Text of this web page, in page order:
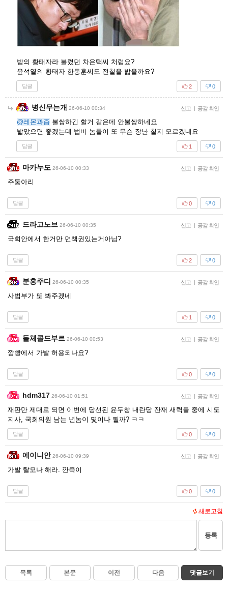
밤의 황태자라 불렸던 차은택씨 처럼요?
윤석열의 황태자 한동훈씨도 전철을 밟을까요?
답글 0
2
병신무는개 26-06-10 00:34 신고 | 공감 확인
@레몬과즙 불쌍하긴 할거 같은데 안불쌍하네요
밟았으면 좋겠는데 법비 놈들이 또 무슨 장난 칠지 모르겠네요
답글 0
1
마카누도 26-06-10 00:33 신고 | 공감 확인
주둥아리
답글 0
0
드라고노브 26-06-10 00:35 신고 | 공감 확인
국회안에서 한거만 면책권있는거아님?
답글 0
2
분홍주디 26-06-10 00:35 신고 | 공감 확인
사법부가 또 봐주겠네
답글 0
1
돌체콜드부르 26-06-10 00:53 신고 | 공감 확인
깜빵에서 가발 허용되나요?
답글 0
0
hdm317 26-06-10 01:51 신고 | 공감 확인
재판만 제대로 되면 이번에 당선된 윤두창 내란당 잔재 새력들 중에 시도
지사, 국회의원 남는 년놈이 몇이나 될까? ㅋㅋ
답글 0
0
에이니안 26-06-10 09:39 신고 | 공감 확인
가발 탈모나 해라. 깐죽이
답글 0
0
새로고침
등록
목록 본문 이전 다음 댓글보기